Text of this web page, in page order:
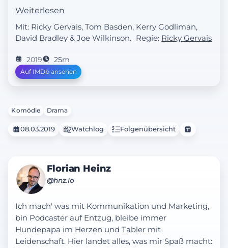
seines Neffen kommt er Sandy ein wenig
näher.
Weiterlesen
Mit: Ricky Gervais, Tom Basden, Kerry Godliman,
David Bradley & Joe Wilkinson. Regie: Ricky Gervais
2019 25m
Auf IMDb ansehen
Komödie Drama
08.03.2019 Watchlog Folgenübersicht
Florian Heinz
@hnz.io
Ich mach' was mit Kommunikation und Marketing,
bin Podcaster auf Entzug, bleibe immer
Hundepapa im Herzen und Tabler mit
Leidenschaft. Hier landet alles, was mir Spaß macht: